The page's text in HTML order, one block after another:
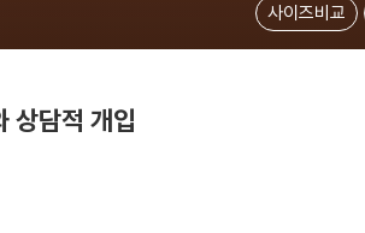
사이즈비교
상담적 개입